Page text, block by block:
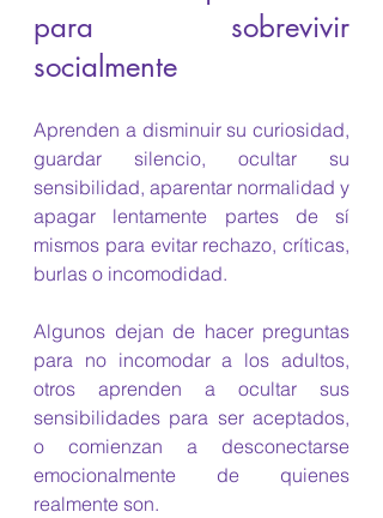
para sobrevivir
socialmente
Aprenden a disminuir su curiosidad,
guardar silencio, ocultar su
sensibilidad, aparentar normalidad y
apagar lentamente partes de sí
mismos para evitar rechazo, críticas,
burlas o incomodidad.
Algunos dejan de hacer preguntas
para no incomodar a los adultos,
otros aprenden a ocultar sus
sensibilidades para ser aceptados,
o comienzan a desconectarse
emocionalmente de quienes
realmente son.